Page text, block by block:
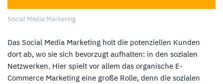
Social Media Marketing
Das Social Media Marketing holt die potenziellen Kunden
dort ab, wo sie sich bevorzugt aufhalten: in den sozialen
Netzwerken. Hier spielt vor allem das organische E-
Commerce Marketing eine große Rolle, denn die sozialen